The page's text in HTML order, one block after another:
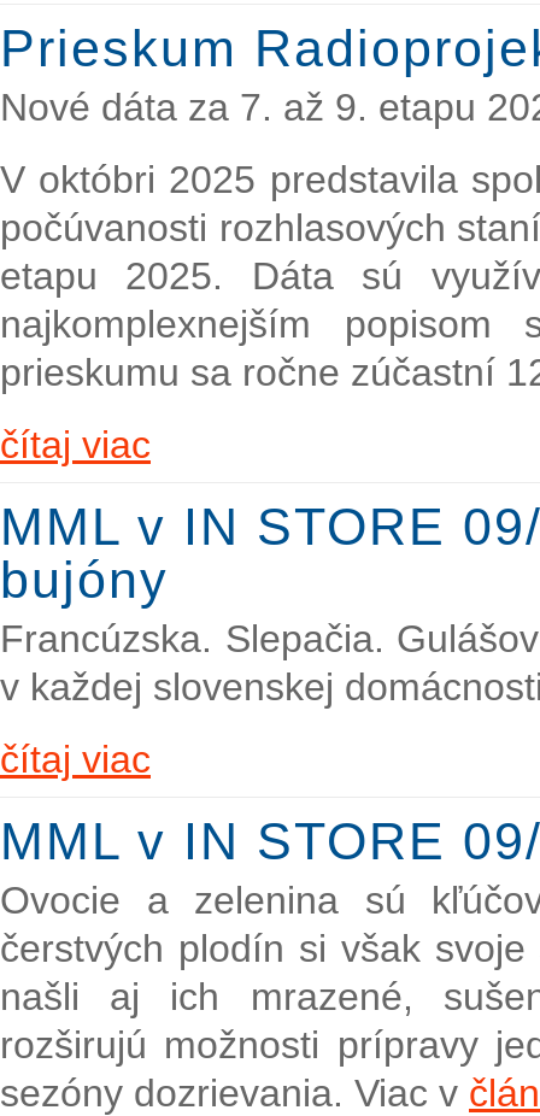
Prieskum
Nové dáta za 7. až 9. etapu
V októbri 2025 predstavila
počúvanosti rozhlasových
etapu 2025. Dáta sú
najkomplexnejším popisom
prieskumu sa ročne zúčastní
čítaj viac
MML v IN STORE
bujóny
Francúzska. Slepačia.
v každej slovenskej
čítaj viac
MML v IN STORE
Ovocie a zelenina sú
čerstvých plodín si však
našli aj ich mrazené,
rozširujú možnosti prípravy
sezóny dozrievania. Viac v